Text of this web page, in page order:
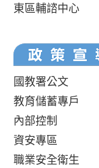
東區輔諮中心
國教署公文
教育儲蓄專戶
內部控制
資安專區
職業安全衛生